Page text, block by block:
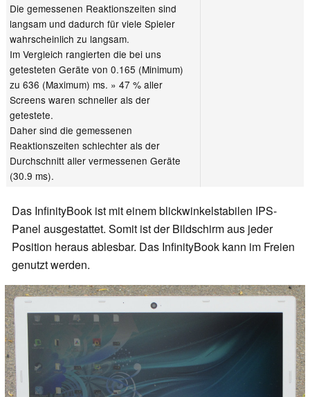
Die gemessenen Reaktionszeiten sind
langsam und dadurch für viele Spieler
wahrscheinlich zu langsam.
Im Vergleich rangierten die bei uns
getesteten Geräte von 0.165 (Minimum)
zu 636 (Maximum) ms. » 47 % aller
Screens waren schneller als der
getestete.
Daher sind die gemessenen
Reaktionszeiten schlechter als der
Durchschnitt aller vermessenen Geräte
(30.9 ms).
Das InfinityBook ist mit einem blickwinkelstabilen IPS-
Panel ausgestattet. Somit ist der Bildschirm aus jeder
Position heraus ablesbar. Das InfinityBook kann im Freien
genutzt werden.